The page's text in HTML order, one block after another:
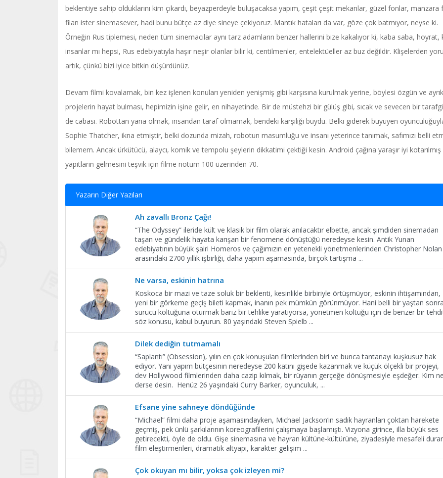
beklentiye sahip olduklarını kim çıkardı, beyazperdeyle buluşacaksa yapım, çeşit çeşit mekanlar, güzel fonlar, manzara
filan ister sinemasever, hadi bunu bütçe az diye sineye çekiyoruz. Mantık hataları da var, göze çok batmıyor, neyse ki.
Örneğin Rus tiplemesi, neden tüm sinemacılar aynı tarz adamların benzer hallerini bize kakalıyor ki, kaba saba, hoyrat,
insanlar mı hepsi, Rus edebiyatıyla haşır neşir olanlar bilir ki, centilmenler, entelektüeller az buz değildir. Klişelerden
artık, çünkü bizi iyice bitkin düşürdünüz.
Devam filmi kovalamak, bin kez işlenen konuları yeniden yenişmiş gibi karşısına kurulmak yerine, böylesi özgün ve
projelerin hayat bulması, hepimizin işine gelir, en nihayetinde. Bir de müstehzi bir gülüş gibi, sıcak ve sevecen bir
de cabası. Robottan yana olmak, insandan taraf olmamak, bendeki karşılığı buydu. Belki giderek büyüyen
Sophie Thatcher, ikna etmiştir, belki dozunda mizah, robotun masumluğu ve insanı yeterince tanımak, safımızı belli
bilemem. Ancak ürkütücü, alaycı, komik ve tempolu şeylerin dikkatimi çektiği kesin. Android çağına yaraşır iyi kotarılmış
yapıtların gelmesini teşvik için filme notum 100 üzerinden 70.
Yazarın Diğer Yazıları
Ah zavallı Bronz Çağı!
“The Odyssey” ileride kült ve klasik bir film olarak anılacaktır elbette, ancak şimdiden sinemadan
taşan ve gündelik hayata karışan bir fenomene dönüştüğü neredeyse kesin. Antik Yunan
edebiyatının büyük şairi Homeros ve çağımızın en yetenekli yönetmenlerinden Christopher Nolan
arasındaki 2700 yıllık işbirliği, daha yapım aşamasında, birçok tartışma ...
Ne varsa, eskinin hatrına
Koskoca bir mazi ve taze soluk bir beklenti, kesinlikle birbiriyle örtüşmüyor, eskinin ihtişamından,
yeni bir görkeme geçiş bileti kapmak, inanın pek mümkün görünmüyor. Hani belli bir yaştan
sürücü koltuğuna oturmak bariz bir tehlike yaratıyorsa, yönetmen koltuğu için de benzer bir
söz konusu, kabul buyurun. 80 yaşındaki Steven Spielb ...
Dilek dediğin tutmamalı
“Saplantı” (Obsession), yılın en çok konuşulan filmlerinden biri ve bunca tantanayı kuşkusuz hak
ediyor. Yani yapım bütçesinin neredeyse 200 katını gişede kazanmak ve küçük ölçekli bir projeyi,
dev Hollywood filmlerinden daha cazip kılmak, bir rüyanın gerçeğe dönüşmesiyle eşdeğer. Kim ne
derse desin. Henüz 26 yaşındaki Curry Barker, oyunculuk, ...
Efsane yine sahneye döndüğünde
“Michael” filmi daha proje aşamasındayken, Michael Jackson’ın sadık hayranları çoktan harekete
geçmiş, pek ünlü şarkılarının koreografilerini çalışmaya başlamıştı. Vizyona girince, illa büyük ses
getirecekti, öyle de oldu. Gişe sinemasına ve hayran kültüne-kültürüne, ziyadesiyle mesafeli
film eleştirmenleri, dramatik altyapı, karakter gelişim ...
Çok okuyan mı bilir, yoksa çok izleyen mi?